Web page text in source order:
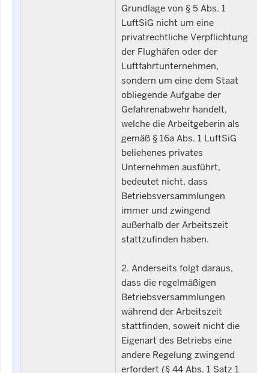
Grundlage von § 5 Abs. 1
LuftSiG nicht um eine
privatrechtliche Verpflichtung
der Flughäfen oder der
Luftfahrtunternehmen,
sondern um eine dem Staat
obliegende Aufgabe der
Gefahrenabwehr handelt,
welche die Arbeitgeberin als
gemäß § 16a Abs. 1 LuftSiG
beliehenes privates
Unternehmen ausführt,
bedeutet nicht, dass
Betriebsversammlungen
immer und zwingend
außerhalb der Arbeitszeit
stattzufinden haben.
2. Anderseits folgt daraus,
dass die regelmäßigen
Betriebsversammlungen
während der Arbeitszeit
stattfinden, soweit nicht die
Eigenart des Betriebs eine
andere Regelung zwingend
erfordert (§ 44 Abs. 1 Satz 1